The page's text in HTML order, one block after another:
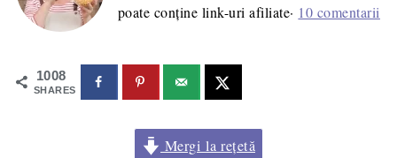
poate conține link-uri afiliate· 10 comentarii
1008
SHARES
Mergi la rețetă